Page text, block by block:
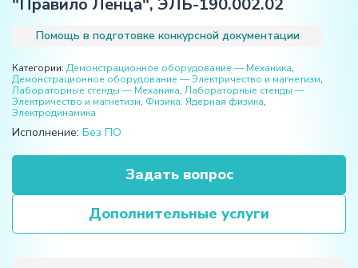
"Правило Ленца", ЭЛБ-190.002.02
Помощь в подготовке конкурсной документации
Категории: Демонстрационное оборудование — Механика,
Демонстрационное оборудование — Электричество и магнетизм,
Лабораторные стенды — Механика, Лабораторные стенды —
Электричество и магнетизм, Физика. Ядерная физика,
Электродинамика
Исполнение: Без ПО
Задать вопрос
Дополнительные услуги